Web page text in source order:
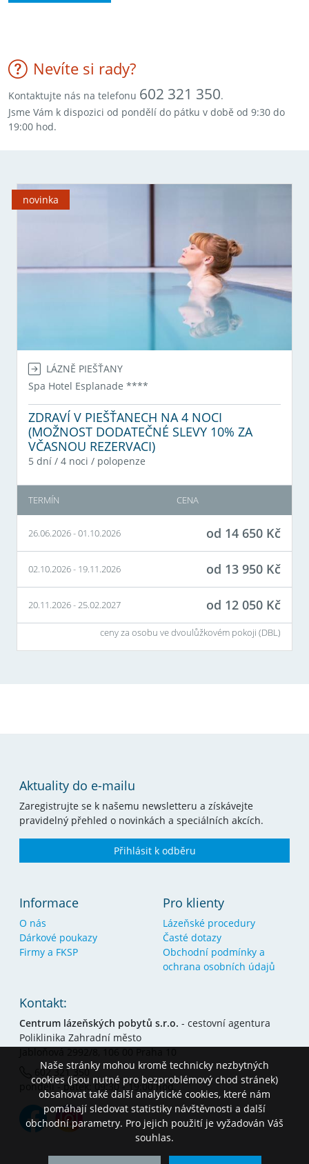
Naše stránky mohou kromě technicky nezbytných
cookies (jsou nutné pro bezproblémový chod stránek)
obsahovat také další analytické cookies, které nám
pomáhají sledovat statistiky návštěvnosti a další
obchodní parametry. Pro jejich použití je vyžadován Váš
souhlas.
Nevíte si rady?
Kontaktujte nás na telefonu 602 321 350.
Jsme Vám k dispozici od pondělí do pátku v době od 9:30 do
19:00 hod.
novinka
LÁZNĚ PIEŠŤANY
Spa Hotel Esplanade ****
ZDRAVÍ V PIEŠŤANECH NA 4 NOCI
(MOŽNOST DODATEČNÉ SLEVY 10% ZA
VČASNOU REZERVACI)
5 dní / 4 noci / polopenze
TERMÍN CENA
26.06.2026-01.10.2026 od 14 650 Kč
02.10.2026- 19.11.2026 od 13 950 Kč
20.11.2026-25.02.2027 od 12 050 Kč
ceny za osobu ve dvoulůžkovém pokoji (DBL)
Aktuality do e-mailu
Zaregistrujte se k našemu newsletteru a získávejte
pravidelný přehled o novinkách a speciálních akcích.
Přihlásit k odběru
Informace
O nás
Dárkové poukazy
Firmy a FKSP
Pro klienty
Lázeňské procedury
Časté dotazy
Obchodní podmínky a
ochrana osobních údajů
Kontakt:
Centrum lázeňských pobytů s.r.o. - cestovní agentura
Poliklinika Zahradní město
602 321 350
pondělí - pátek: 09:30 - 19:00 hod.